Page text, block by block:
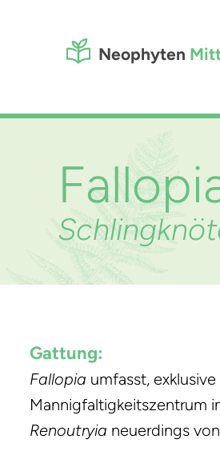
Neophyten
Gattung:
Fallopia umfasst, exklusive
Mannigfaltigkeitszentrum
Renoutryia neuerdings